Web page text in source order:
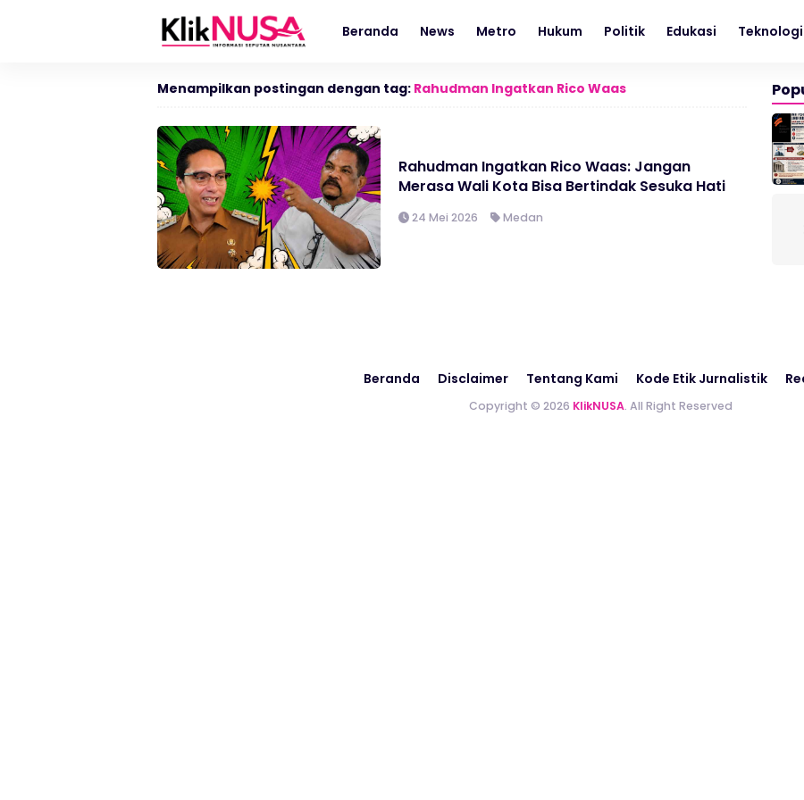
Beranda News Metro Hukum Politik Edukasi Teknologi
Menampilkan postingan dengan tag: Rahudman Ingatkan Rico Waas
Rahudman Ingatkan Rico Waas: Jangan
Merasa Wali Kota Bisa Bertindak Sesuka Hati
24 Mei 2026 Medan
Beranda Disclaimer Tentang Kami Kode Etik Jurnalistik
Copyright © 2026 KlikNUSA. All Right Reserved